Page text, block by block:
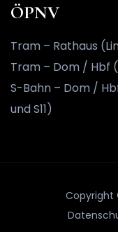
ÖPNV
Tram – Rathaus
Tram – Dom / Hbf
S-Bahn – Dom / Hbf
und S11)
Copyright